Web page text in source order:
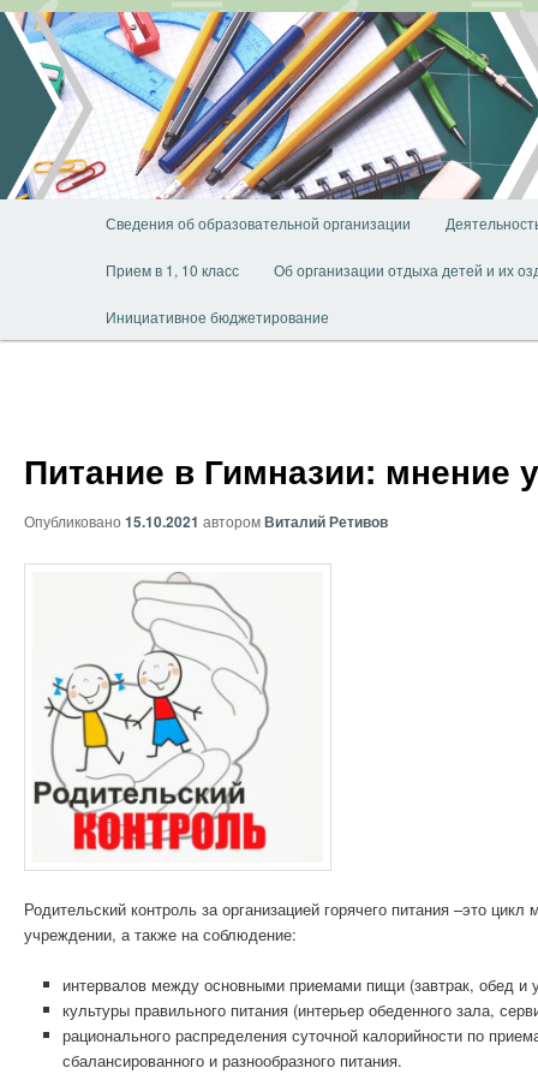
Перейти
основному
содержимому
Сведения об образовательной организации
Прием в 1, 10 класс Об организации отдыха детей и их
Инициативное бюджетирование
Питание в Гимназии: мнение
Опубликовано 15.10.2021 авторомВиталий Ретивов
Родительский контроль за организацией горячего питания –это
учреждении, а также на соблюдение:
интервалов между основными приемами пищи (завтрак, обед и
культуры правильного питания (интерьер обеденного зала,
рационального распределения суточной калорийности по
сбалансированного и разнообразного питания.